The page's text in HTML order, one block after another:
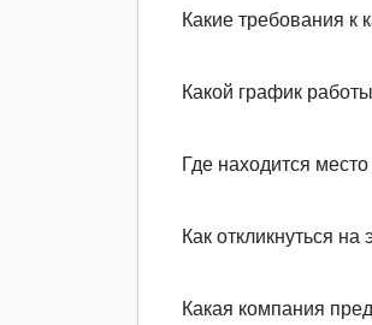
Какие требования к
Какой график
Где находится
Как откликнуться на
Какая компания